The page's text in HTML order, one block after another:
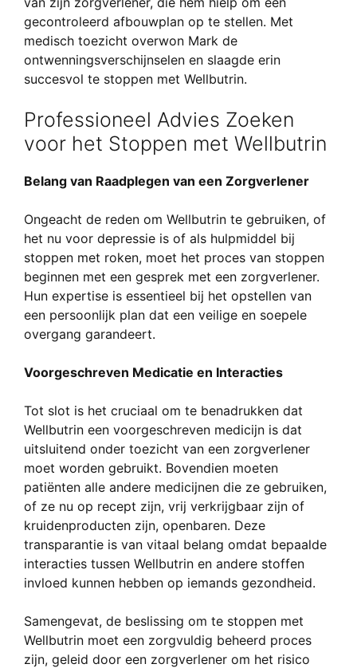
gecontroleerd afbouwplan op te stellen. Met
medisch toezicht overwon Mark de
ontwenningsverschijnselen en slaagde erin
succesvol te stoppen met Wellbutrin.
Professioneel Advies Zoeken
voor het Stoppen met Wellbutrin
Belang van Raadplegen van een Zorgverlener
Ongeacht de reden om Wellbutrin te gebruiken, of
het nu voor depressie is of als hulpmiddel bij
stoppen met roken, moet het proces van stoppen
beginnen met een gesprek met een zorgverlener.
Hun expertise is essentieel bij het opstellen van
een persoonlijk plan dat een veilige en soepele
overgang garandeert.
Voorgeschreven Medicatie en Interacties
Tot slot is het cruciaal om te benadrukken dat
Wellbutrin een voorgeschreven medicijn is dat
uitsluitend onder toezicht van een zorgverlener
moet worden gebruikt. Bovendien moeten
patiënten alle andere medicijnen die ze gebruiken,
of ze nu op recept zijn, vrij verkrijgbaar zijn of
kruidenproducten zijn, openbaren. Deze
transparantie is van vitaal belang omdat bepaalde
interacties tussen Wellbutrin en andere stoffen
invloed kunnen hebben op iemands gezondheid.
Samengevat, de beslissing om te stoppen met
Wellbutrin moet een zorgvuldig beheerd proces
zijn, geleid door een zorgverlener om het risico